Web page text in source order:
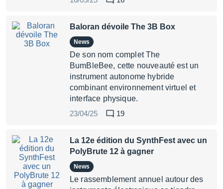
Baloran dévoile The 3B Box
News
De son nom complet The
BumBleBee, cette nouveauté est un
instrument autonome hybride
combinant environnement virtuel et
interface physique.
23/04/25
19
La 12e édition du SynthFest avec un
PolyBrute 12 à gagner
News
Le rassemblement annuel autour des